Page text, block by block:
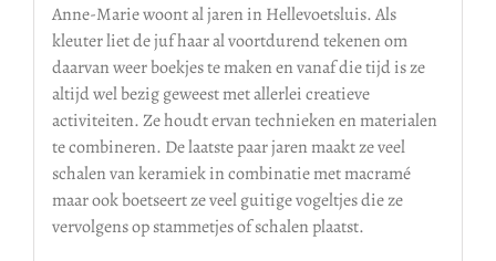
Anne-Marie woont al jaren in Hellevoetsluis. Als
kleuter liet de juf haar al voortdurend tekenen om
daarvan weer boekjes te maken en vanaf die tijd is ze
altijd wel bezig geweest met allerlei creatieve
activiteiten. Ze houdt ervan technieken en materialen
te combineren. De laatste paar jaren maakt ze veel
schalen van keramiek in combinatie met macramé
maar ook boetseert ze veel guitige vogeltjes die ze
vervolgens op stammetjes of schalen plaatst.